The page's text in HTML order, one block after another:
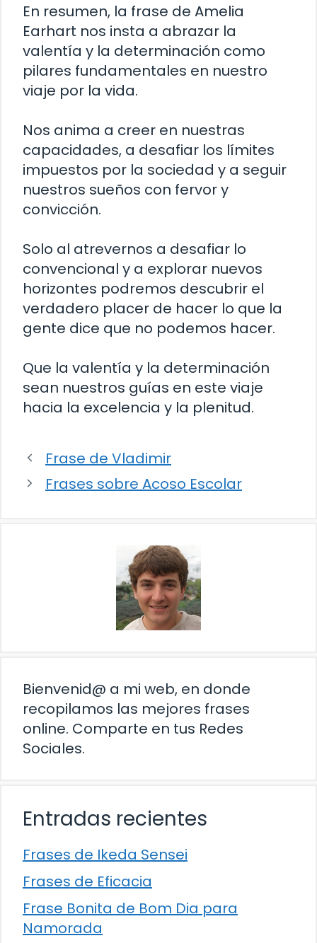
En resumen, la frase de Amelia
Earhart nos insta a abrazar la
valentía y la determinación como
pilares fundamentales en nuestro
viaje por la vida.
Nos anima a creer en nuestras
capacidades, a desafiar los límites
impuestos por la sociedad y a seguir
nuestros sueños con fervor y
convicción.
Solo al atrevernos a desafiar lo
convencional y a explorar nuevos
horizontes podremos descubrir el
verdadero placer de hacer lo que la
gente dice que no podemos hacer.
Que la valentía y la determinación
sean nuestros guías en este viaje
hacia la excelencia y la plenitud.
Frase de Vladimir
Frases sobre Acoso Escolar
Bienvenid@ a mi web, en donde
recopilamos las mejores frases
online. Comparte en tus Redes
Sociales.
Entradas recientes
Frases de Ikeda Sensei
Frases de Eficacia
Frase Bonita de Bom Dia para
Namorada